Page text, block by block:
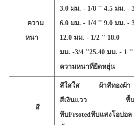
ความ
หนา
3.0 มม. - 1/8 '' 4.5 มม. -
6.0 มม. - 1/4 '' 9.0 มม. -
12.0 มม. - 1/2 '' 18.0
มม. -3/4 ''25.40 มม. - 1
ความหนาที่ยืดหยุ่น
สี
สีใสใส ผ้าสีทองผ้า
สีเงินแวว พื้
ทึบFrsotedทึบแสง